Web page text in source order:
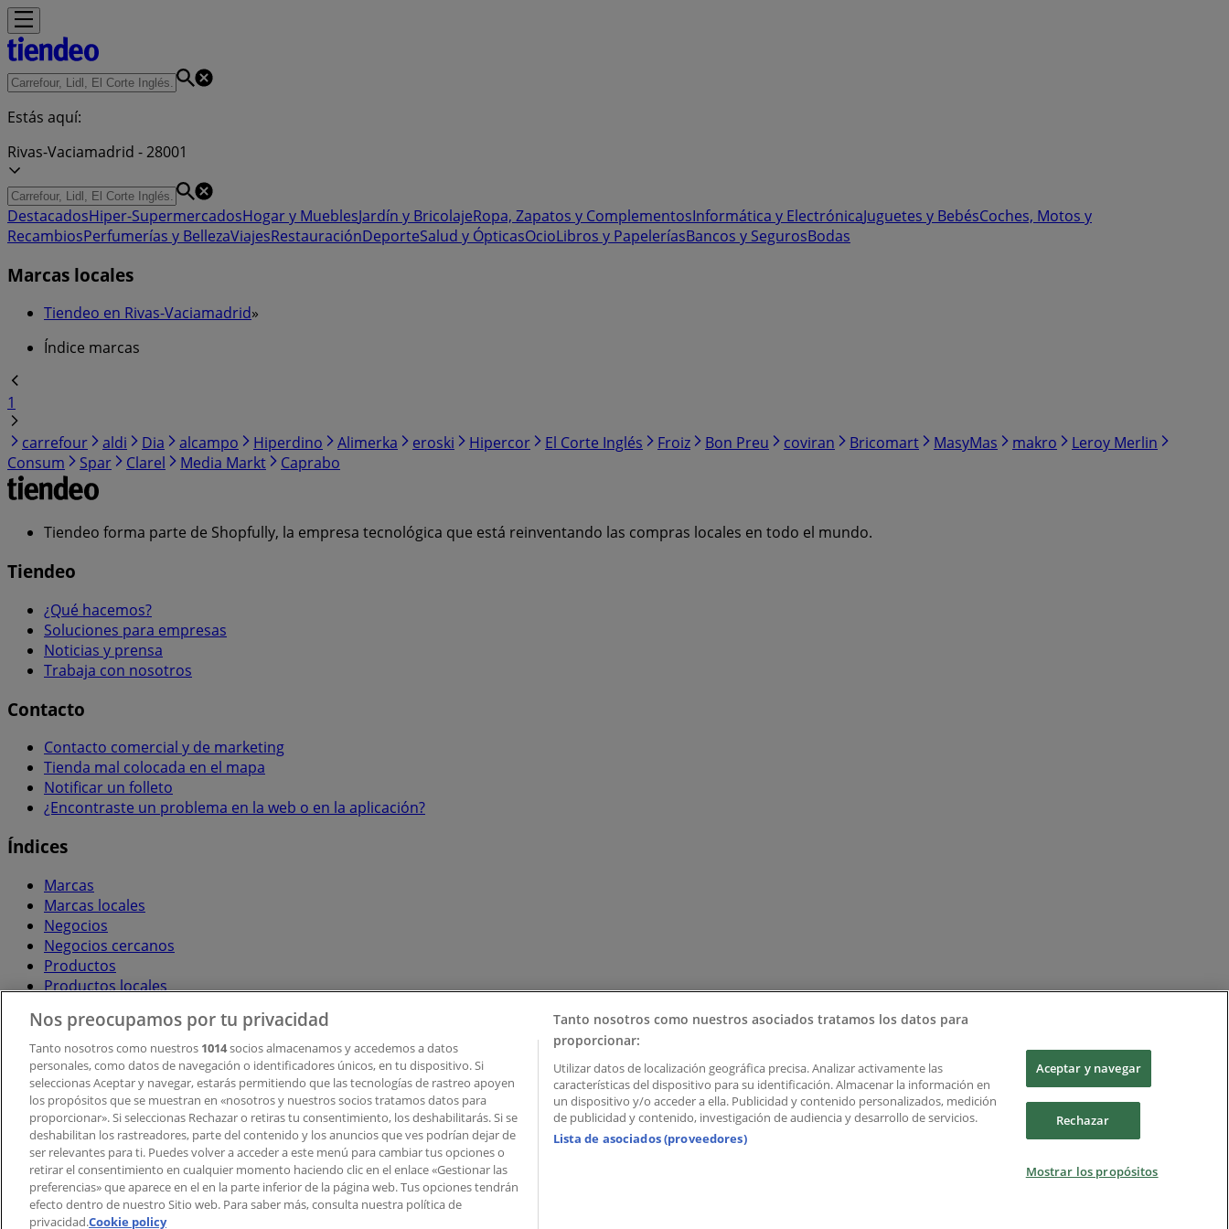
Estás aquí:
Rivas-Vaciamadrid - 28001
DestacadosHiper-SupermercadosHogar y MueblesJardín y BricolajeRopa, Zapatos y ComplementosInformática y ElectrónicaJuguetes y BebésCoches, Motos y
RecambiosPerfumerías y BellezaViajesRestauraciónDeporteSalud y ÓpticasOcioLibros y PapeleríasBancos y SegurosBodas
Marcas locales
Tiendeo en Rivas-Vaciamadrid»
Índice marcas
1
carrefour
aldi Dia alcampo Hiperdino Alimerka eroski Hipercor El Corte Inglés Froiz Bon Preu coviran Bricomart MasyMas makro
Leroy Merlin
Consum
Spar Clarel Media Markt Caprabo
Tiendeo forma parte de Shopfully, la empresa tecnológica que está reinventando las compras locales en todo el mundo.
Tiendeo
¿Qué hacemos?
Soluciones para empresas
Noticias y prensa
Trabaja con nosotros
Contacto
Contacto comercial y de marketing
Tienda mal colocada en el mapa
Notificar un folleto
¿Encontraste un problema en la web o en la aplicación?
Índices
Marcas
Marcas locales
Negocios
Negocios cercanos
Productos
Productos locales
Descargar la APP Tiendeo
Copyright © Tiendeo ® 2026 · Shopfully Marketing S.L.U. – Palau de Mar – 08039 Barcelona, Spain
Términos y condicionesPolítica de privacidad
Nos preocupamos por tu privacidad
Tanto nosotros como nuestros 1014socios almacenamos y accedemos a datos
personales, como datos de navegación o identificadores únicos, en tu dispositivo. Si
seleccionas Aceptar y navegar, estarás permitiendo que las tecnologías de rastreo apoyen
los propósitos que se muestran en «nosotros y nuestros socios tratamos datos para
proporcionar». Si seleccionas Rechazar o retiras tu consentimiento, los deshabilitarás. Si se
deshabilitan los rastreadores, parte del contenido y los anuncios que ves podrían dejar de
ser relevantes para ti. Puedes volver a acceder a este menú para cambiar tus opciones o
retirar el consentimiento en cualquier momento haciendo clic en el enlace «Gestionar las
preferencias» que aparece en el en la parte inferior de la página web. Tus opciones tendrán
efecto dentro de nuestro Sitio web. Para saber más, consulta nuestra política de
privacidad.Cookie policy
Tanto nosotros como nuestros asociados tratamos los datos para
proporcionar:
Utilizar datos de localización geográfica precisa. Analizar activamente las
características del dispositivo para su identificación. Almacenar la información en
un dispositivo y/o acceder a ella. Publicidad y contenido personalizados, medición
de publicidad y contenido, investigación de audiencia y desarrollo de servicios.
Lista de asociados (proveedores)
Aceptar y navegar
Rechazar
Mostrar los propósitos